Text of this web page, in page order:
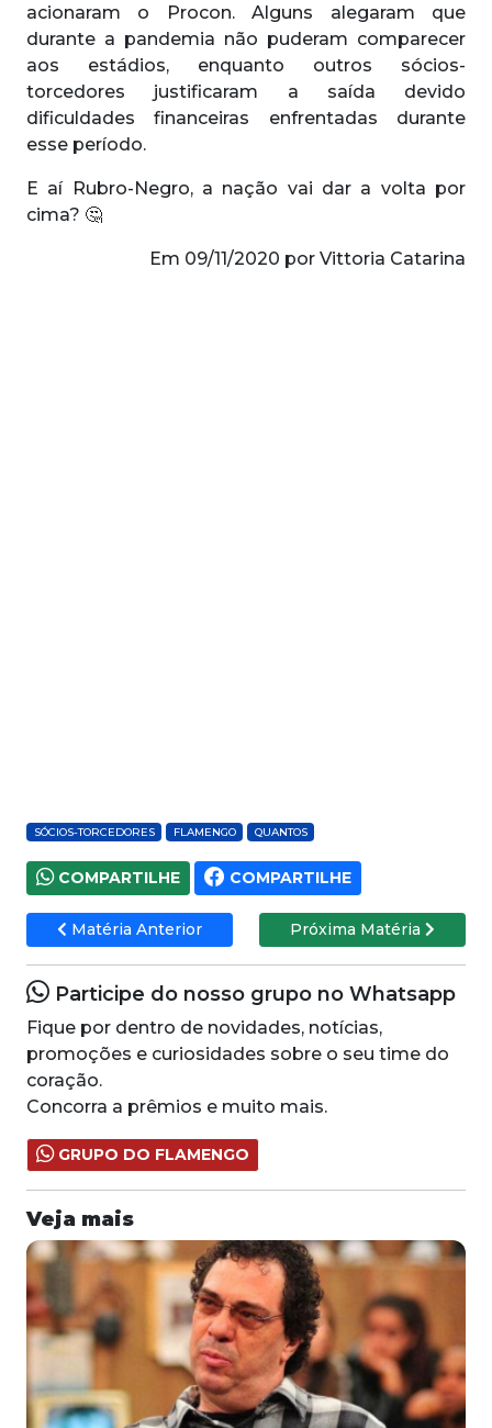
acionaram o Procon. Alguns alegaram que
durante a pandemia não puderam comparecer
aos estádios, enquanto outros sócios-
torcedores justificaram a saída devido
dificuldades financeiras enfrentadas durante
esse período.
E aí Rubro-Negro, a nação vai dar a volta por
cima? 🤔
Em 09/11/2020 por Vittoria Catarina
SÓCIOS-TORCEDORES FLAMENGO QUANTOS
COMPARTILHE COMPARTILHE
Matéria Anterior Próxima Matéria
Participe do nosso grupo no Whatsapp
Fique por dentro de novidades, notícias,
promoções e curiosidades sobre o seu time do
coração.
Concorra a prêmios e muito mais.
GRUPO DO FLAMENGO
Veja mais